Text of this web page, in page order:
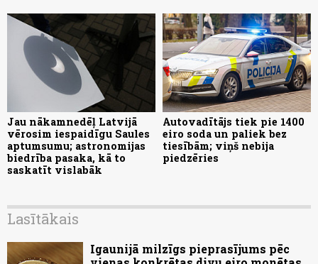
Jau nākamnedēļ Latvijā
vērosim iespaidīgu Saules
aptumsumu; astronomijas
biedrība pasaka, kā to
saskatīt vislabāk
Autovadītājs tiek pie 1400
eiro soda un paliek bez
tiesībām; viņš nebija
piedzēries
Lasītākais
Igaunijā milzīgs pieprasījums pēc